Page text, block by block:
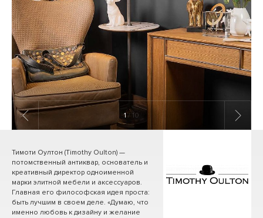
1 / 10
Тимоти Оултон (Timothy Oulton) —
потомственный антиквар, основатель и
креативный директор одноименной
марки элитной мебели и аксессуаров.
Главная его философская идея проста:
быть лучшим в своем деле. «Думаю, что
именно любовь к дизайну и желание